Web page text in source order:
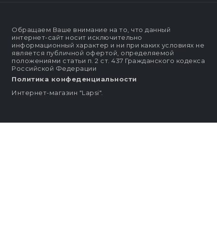
Обращаем Ваше внимание на то, что данный
интернет-сайт носит исключительно
информационный характер и ни при каких условиях не
является публичной офертой, определяемой
положениями статьи п. 2 ст. 437 Гражданского кодекса
Российской Федерации
Политика конфеденциальности
Интернет-магазин "Lapsi".